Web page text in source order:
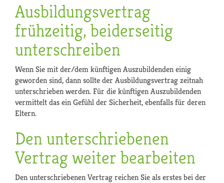
Ausbildungsvertrag
frühzeitig, beiderseitig
unterschreiben
Wenn Sie mit der/dem künftigen Auszubildenden einig
geworden sind, dann sollte der Ausbildungsvertrag zeitnah
unterschrieben werden. Für die künftigen Auszubildenden
vermittelt das ein Gefühl der Sicherheit, ebenfalls für deren
Eltern.
Den unterschriebenen
Vertrag weiter bearbeiten
Den unterschriebenen Vertrag reichen Sie als erstes bei der